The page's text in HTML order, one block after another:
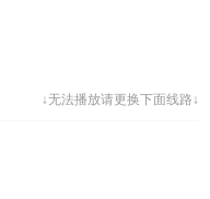
↓无法播放请更换下面线路↓